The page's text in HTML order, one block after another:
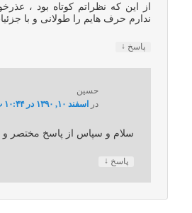
از این که نظراتم کوتاه بود ،
ندارم حرف هایم را طولانی و با
پاسخ ↓
حسین
در
اسفند ۱۰, ۱۳۹۰ در ۱۰:۴۴ ب٫ظ
سلام و سپاس از پاسخ مختصر و
پاسخ ↓